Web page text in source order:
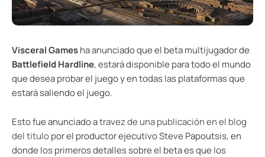
Visceral Gamesha anunciado que el beta multijugador de
Battlefield Hardline, estará disponible para todo el mundo
que desea probar el juego y en todas las plataformas que
estará saliendo el juego.
Esto fue anunciado atravez de una publicación en el blog
del titulopor el productor ejecutivo Steve Papoutsis, en
donde los primeros detalles sobre el beta es que los